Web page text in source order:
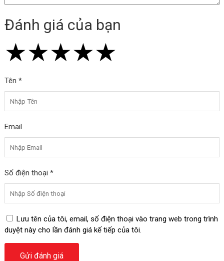
Đánh giá của bạn
★
★★
★★★
★★★★
★★★★★
Tên *
Email
Số điện thoại *
Lưu tên của tôi, email, số điện thoại vào trang web trong trình
duyệt này cho lần đánh giá kế tiếp của tôi.